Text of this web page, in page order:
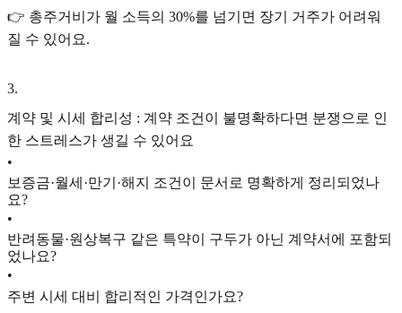
👉 총주거비가 월 소득의 30%를 넘기면 장기 거주가 어려워
질 수 있어요.
3.
계약 및 시세 합리성 : 계약 조건이 불명확하다면 분쟁으로 인
한 스트레스가 생길 수 있어요
•
보증금·월세·만기·해지 조건이 문서로 명확하게 정리되었나
요?
•
반려동물·원상복구 같은 특약이 구두가 아닌 계약서에 포함되
었나요?
•
주변 시세 대비 합리적인 가격인가요?